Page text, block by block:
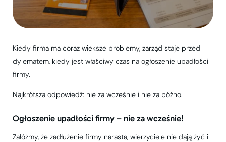
Kiedy firma ma coraz większe problemy, zarząd staje przed
dylematem, kiedy jest właściwy czas na ogłoszenie upadłości
firmy.
Najkrótsza odpowiedź: nie za wcześnie i nie za późno.
Ogłoszenie upadłości firmy – nie za wcześnie!
Załóżmy, że zadłużenie firmy narasta, wierzyciele nie dają żyć i